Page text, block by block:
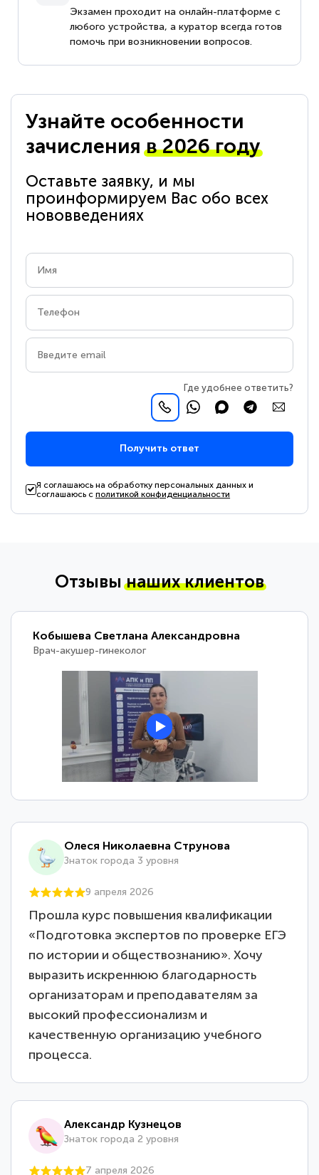
Экзамен проходит на онлайн-платформе с
любого устройства, а куратор всегда готов
помочь при возникновении вопросов.
Узнайте особенности
зачисленияв 2026 году
Оставьте заявку, и мы
проинформируем Вас обо всех
нововведениях
Где удобнее ответить?
Получить ответ
Я соглашаюсь на обработку персональных данных и
соглашаюсь сполитикой конфиденциальности
Отзывынаших клиентов
Кобышева Светлана Александровна
Врач-акушер-гинеколог
Олеся Николаевна Струнова
Знаток города 3 уровня
9 апреля 2026
Прошла курс повышения квалификации
«Подготовка экспертов по проверке ЕГЭ
по истории и обществознанию». Хочу
выразить искреннюю благодарность
организаторам и преподавателям за
высокий профессионализм и
качественную организацию учебного
процесса.
Александр Кузнецов
Знаток города 2 уровня
7 апреля 2026